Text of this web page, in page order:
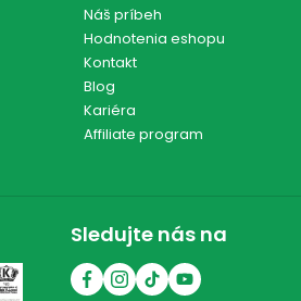
Náš príbeh
Hodnotenia eshopu
Kontakt
Blog
Kariéra
Affiliate program
Sledujte nás na